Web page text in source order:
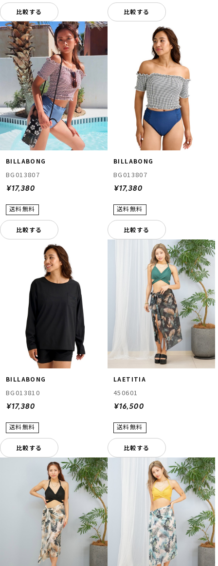
比較する 比較する
BILLABONG
BG013807
¥17,380
比較する
BILLABONG
BG013807
¥17,380
比較する
BILLABONG
BG013810
¥17,380
比較する
LAETITIA
450601
¥16,500
比較する